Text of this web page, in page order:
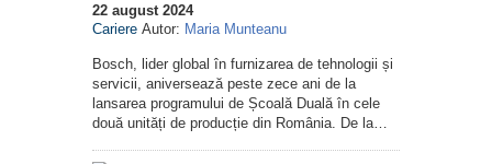
22 august 2024
Cariere Autor: Maria Munteanu
Bosch, lider global în furnizarea de tehnologii și
servicii, aniversează peste zece ani de la
lansarea programului de Școală Duală în cele
două unități de producție din România. De la…